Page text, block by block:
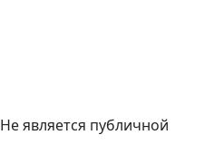
Не является публичной